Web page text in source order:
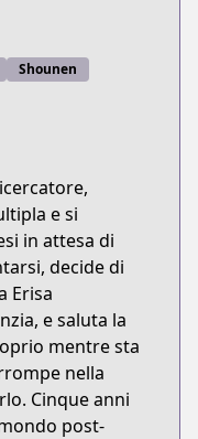
Shounen
e si
in attesa di
decide di
Erisa
e saluta la
mentre sta
nella
Cinque anni
post-